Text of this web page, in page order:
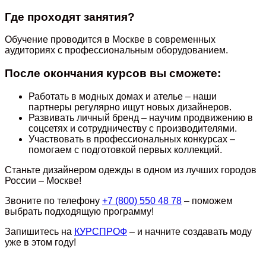
Где проходят занятия?
Обучение проводится в Москве в современных
аудиториях с профессиональным оборудованием.
После окончания курсов вы сможете:
Работать в модных домах и ателье – наши
партнеры регулярно ищут новых дизайнеров.
Развивать личный бренд – научим продвижению в
соцсетях и сотрудничеству с производителями.
Участвовать в профессиональных конкурсах –
помогаем с подготовкой первых коллекций.
Станьте дизайнером одежды в одном из лучших городов
России – Москве!
Звоните по телефону +7 (800) 550 48 78 – поможем
выбрать подходящую программу!
Запишитесь на КУРСПРОФ – и начните создавать моду
уже в этом году!